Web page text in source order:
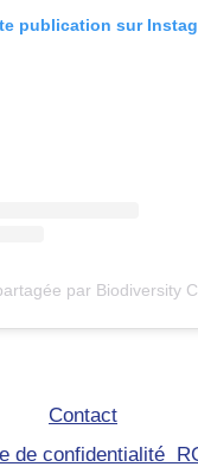
publication sur
Contact
de confidentialité